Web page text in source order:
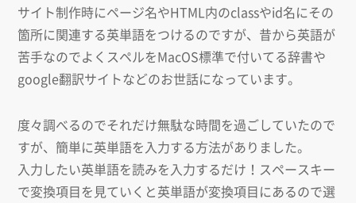
サイト制作時にページ名やHTML内のclassやid名にその
箇所に関連する英単語をつけるのですが、昔から英語が
苦手なのでよくスペルをMacOS標準で付いてる辞書や
google翻訳サイトなどのお世話になっています。
度々調べるのでそれだけ無駄な時間を過ごしていたので
すが、簡単に英単語を入力する方法がありました。
入力したい英単語を読みを入力するだけ！スペースキー
で変換項目を見ていくと英単語が変換項目にあるので選